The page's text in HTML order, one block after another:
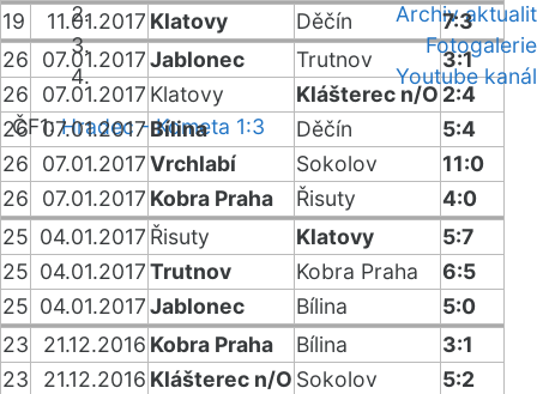
Archiv aktualit
Fotogalerie
Youtube kanál
ČF1:Hradec - Kometa 1:3
19
11.01.2017 Klatovy Děčín
7:3
26
07.01.2017Jablonec Trutnov
3:1
26
07.01.2017 Klatovy Klášterec n/O 2:4
26 07.01.2017Bílina Děčín
5:4
26
07.01.2017Vrchlabí Sokolov
11:0
26
07.01.2017 Kobra Praha Řisuty
4:0
25 04.01.2017 Řisuty Klatovy
5:7
25 04.01.2017Trutnov Kobra Praha
6:5
25 04.01.2017Jablonec Bílina
5:0
23
21.12.2016 Kobra Praha Bílina
3:1
23
21.12.2016 Klášterec n/O Sokolov 5:2